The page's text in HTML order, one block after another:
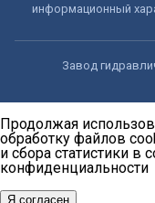
информационный
Завод
Продолжая
обработку файлов
и сбора статистики в
конфиденциальности
Я согласен